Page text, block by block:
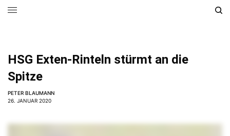
HSG Exten-Rinteln stürmt an die
Spitze
PETER BLAUMANN
26. JANUAR 2020